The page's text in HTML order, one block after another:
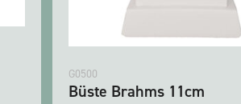
G0500
Büste Brahms 11cm